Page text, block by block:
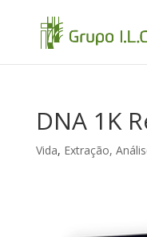
DNA 1K
Vida, Extração,